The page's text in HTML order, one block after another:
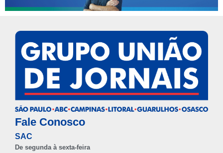
Fale Conosco
SAC
De segunda à sexta-feira